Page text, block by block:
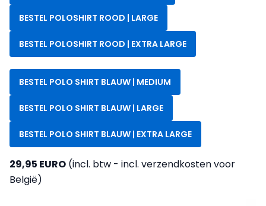
BESTEL POLOSHIRT ROOD | LARGE
BESTEL POLOSHIRT ROOD | EXTRA LARGE
BESTEL POLO SHIRT BLAUW | MEDIUM
BESTEL POLO SHIRT BLAUW | LARGE
BESTEL POLO SHIRT BLAUW | EXTRA LARGE
29,95 EURO (incl. btw - incl. verzendkosten voor
België)